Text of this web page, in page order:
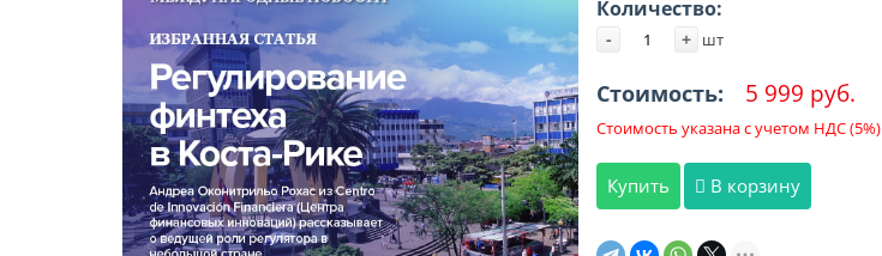
Количество:
- + шт
Стоимость: 5 999 руб.
Стоимость указана с учетом НДС (5%)
Купить В корзину